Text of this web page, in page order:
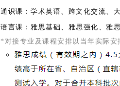
通识课：学术英语、跨文化交流、
语言课：雅思基础、雅思强化、雅
*对接专业及课程安排以当年实际